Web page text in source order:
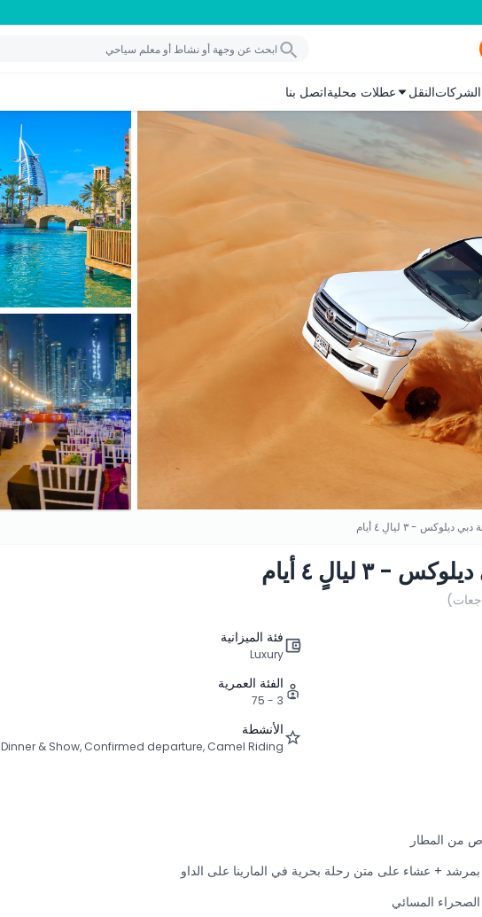
الشركاتالنقل عطلات محليةاتصل بنا
- ٣ ليالٍ ٤ أيام
٣ ليالٍ ٤ أيام
فئة الميزانية
Luxury
الفئة العمرية
3 - 75
الأنشطة
Dinner & Show, Confirmed departure, Camel Riding
من المطار
+ عشاء على متن رحلة بحرية في المارينا على الداو
المسائي